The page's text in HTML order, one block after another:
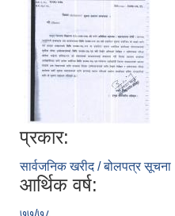
प्रकार:
सार्वजनिक खरीद / बोलपत्र सूचना
आर्थिक वर्ष: